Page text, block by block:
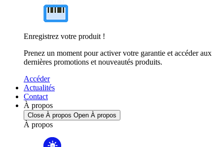
Enregistrez votre produit !
Prenez un moment pour activer votre garantie et accéder aux
dernières promotions et nouveautés produits.
Accéder
Actualités
Contact
À propos
Close À propos Open À propos
À propos